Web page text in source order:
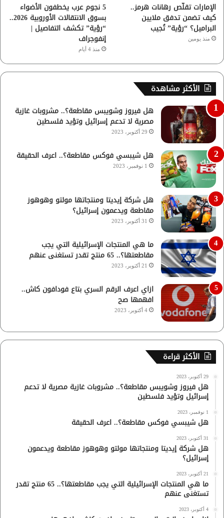
الإمارات تقلّص رهانات هرمز..
كيف تضمن تدفق ملايين
البراميل؟ “رؤية” تُجيب
منذ يومين
5 نجوم عرب يخطفون الأضواء
بسوق الانتقالات الأوروبية 2026..
“رؤية” تكشف التفاصيل |
إنفوجراف
منذ 4 أيام
الأكثر مشاهدة
هل فيروز وشويبس مقاطعة؟.. مشروبات غازية
مصرية لا تدعم إسرائيل وتؤيد فلسطين
29 أكتوبر، 2023
هل شيبسي فوكس مقاطعة؟.. اعرف الحقيقة
1 نوفمبر، 2023
هل شركة إيديتا ومنتجاتها مولتو وهوهوز
مقاطعة ويدعمون إسرائيل؟
31 أكتوبر، 2023
ما هي المنتجات الإسرائيلية التي يجب
مقاطعتها؟.. 65 منتج تقدر تستغنى عنهم
21 أكتوبر، 2023
ازاي اعرف الرقم السري بتاع فودافون كاش..
افهمها صح
4 أكتوبر، 2023
الأكثر قراءة
29 أكتوبر، 2023
هل فيروز وشويبس مقاطعة؟.. مشروبات غازية مصرية لا تدعم
إسرائيل وتؤيد فلسطين
1 نوفمبر، 2023
هل شيبسي فوكس مقاطعة؟.. اعرف الحقيقة
31 أكتوبر، 2023
هل شركة إيديتا ومنتجاتها مولتو وهوهوز مقاطعة ويدعمون
إسرائيل؟
21 أكتوبر، 2023
ما هي المنتجات الإسرائيلية التي يجب مقاطعتها؟.. 65 منتج تقدر
تستغنى عنهم
4 أكتوبر، 2023